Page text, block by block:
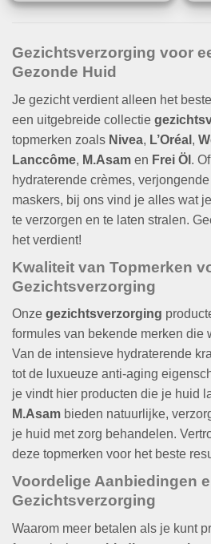
Gezichtsverzorging voor
Gezonde Huid
Je gezicht verdient alleen het
een uitgebreide collectie
topmerken zoals Nivea, L’Oréal ,
Lanccôme, M.Asam en Frei Öl .
hydraterende crèmes,
maskers, bij ons vind je alles wat
te verzorgen en te laten stralen.
het verdient!
Kwaliteit van Topmerken
Gezichtsverzorging
Onze gezichtsverzorging
formules van bekende merken die
Van de intensieve hydraterende
tot de luxueuze anti-aging
je vindt hier producten die je huid
M.Asam bieden natuurlijke,
je huid met zorg behandelen.
deze topmerken voor het beste
Voordelige Aanbiedingen
Gezichtsverzorging
Waarom meer betalen als je kunt